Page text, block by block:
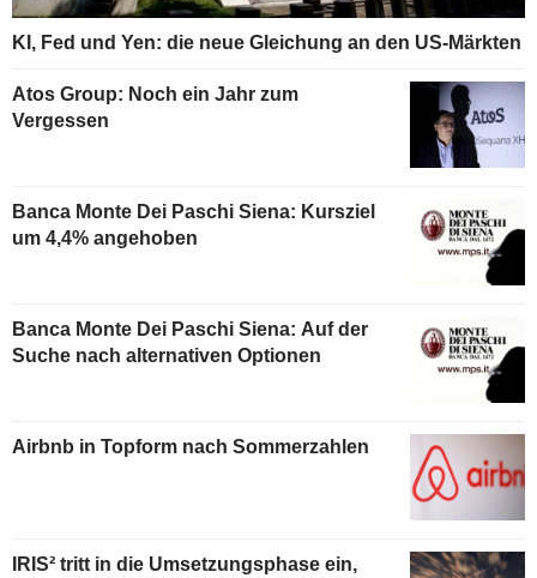
KI, Fed und Yen: die neue Gleichung an den US-Märkten
Atos Group: Noch ein Jahr zum
Vergessen
Banca Monte Dei Paschi Siena: Kursziel
um 4,4% angehoben
Banca Monte Dei Paschi Siena: Auf der
Suche nach alternativen Optionen
Airbnb in Topform nach Sommerzahlen
IRIS² tritt in die Umsetzungsphase ein,